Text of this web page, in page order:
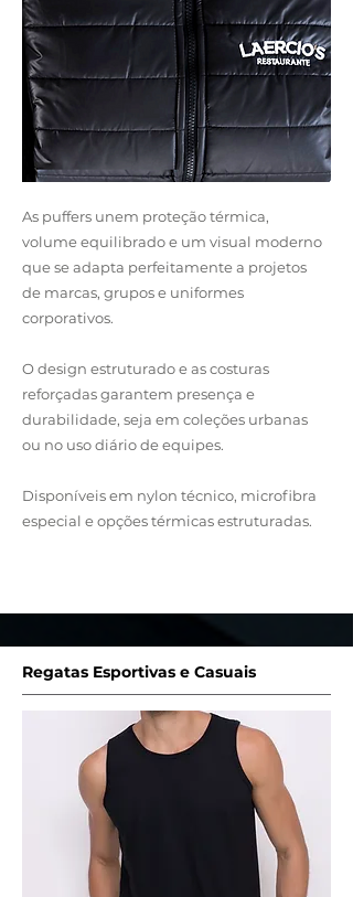
As puffers unem proteção térmica,
volume equilibrado e um visual moderno
que se adapta perfeitamente a projetos
de marcas, grupos e uniformes
corporativos.
O design estruturado e as costuras
reforçadas garantem presença e
durabilidade, seja em coleções urbanas
ou no uso diário de equipes.
Disponíveis em nylon técnico, microfibra
especial e opções térmicas estruturadas.
Regatas Esportivas e Casuais